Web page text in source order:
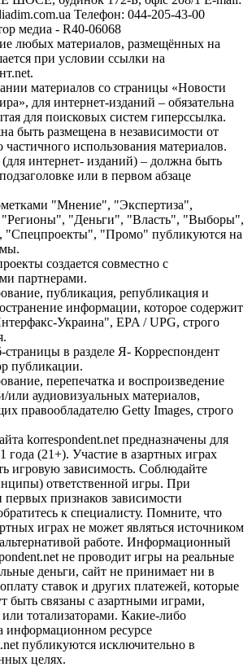
Телефон: 044-205-43-00
медиа - R40-06068
любых материалов, размещённых на
при условии ссылки на
материалов со страницы «Новости
для интернет-изданий – обязательна
для поисковых систем гиперссылка.
быть размещена в независимости от
частичного использования материалов.
интернет- изданий) – должна быть
или в первом абзаце
"Мнение", "Экспертиза",
"Регионы", "Деньги", "Власть", "Выборы",
"Спецпроекты", "Промо" публикуются на
создается совместно с
партнерами.
публикация, републикация и
информации, которое содержит
Украина", EPA / UPG, строго
страницы в разделе Я- Корреспондент
публикации.
перепечатка и воспроизведение
или аудиовизуальных материалов,
правообладателю Getty Images, строго
korrespondent.net предназначены для
года (21+). Участие в азартных играх
игровую зависимость. Соблюдайте
ответственной игры. При
признаков зависимости
к специалисту. Помните, что
играх не может являться источником
работе. Информационный
не проводит игры на реальные
деньги, сайт не принимает ни в
ставок и других платежей, которые
быть связаны с азартными играми,
тотализаторами. Какие-либо
информационном ресурсе
публикуются исключительно в
целях.